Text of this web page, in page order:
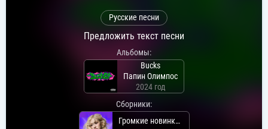
Русские песни
Предложить текст песни
Альбомы:
Bucks
Папин Олимпос
2024 год
Сборники:
Громкие новинки: Декабрь 2024